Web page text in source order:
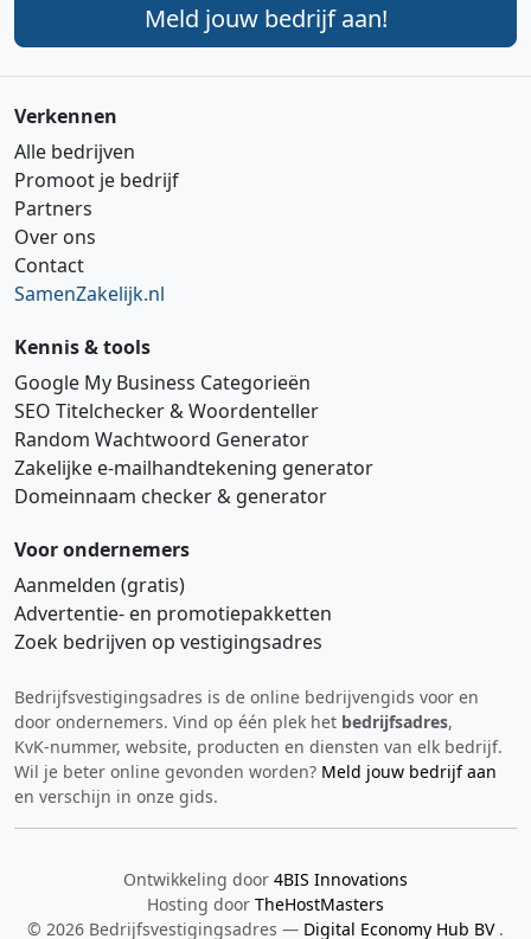
Meld jouw bedrijf aan!
Verkennen
Alle bedrijven
Promoot je bedrijf
Partners
Over ons
Contact
SamenZakelijk.nl
Kennis & tools
Google My Business Categorieën
SEO Titelchecker & Woordenteller
Random Wachtwoord Generator
Zakelijke e‑mailhandtekening generator
Domeinnaam checker & generator
Voor ondernemers
Aanmelden (gratis)
Advertentie‑ en promotiepakketten
Zoek bedrijven op vestigingsadres
Bedrijfsvestigingsadres is de online bedrijvengids voor en
door ondernemers. Vind op één plek het bedrijfsadres,
KvK‑nummer, website, producten en diensten van elk bedrijf.
Wil je beter online gevonden worden? Meld jouw bedrijf aan
en verschijn in onze gids.
Ontwikkeling door 4BIS Innovations
Hosting door TheHostMasters
© 2026 Bedrijfsvestigingsadres — Digital Economy Hub BV .
Hi 👋 We horen graag uw feedback!
Verstuur